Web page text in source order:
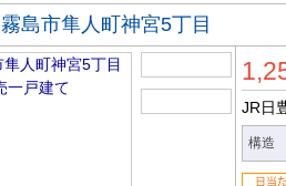
霧島市隼人町神宮5丁目
JR日
構造